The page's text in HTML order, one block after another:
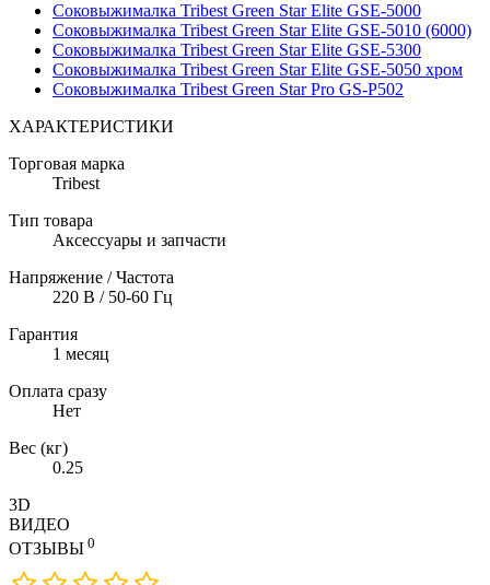
Соковыжималка Tribest Green Star Elite GSE-5000
Соковыжималка Tribest Green Star Elite GSE-5010 (6000)
Соковыжималка Tribest Green Star Elite GSE-5300
Соковыжималка Tribest Green Star Elite GSE-5050 хром
Соковыжималка Tribest Green Star Pro GS-P502
ХАРАКТЕРИСТИКИ
Торговая марка
Tribest
Тип товара
Аксессуары и запчасти
Напряжение / Частота
220 В / 50-60 Гц
Гарантия
1 месяц
Оплата сразу
Нет
Вес (кг)
0.25
3D
ВИДЕО
ОТЗЫВЫ 0